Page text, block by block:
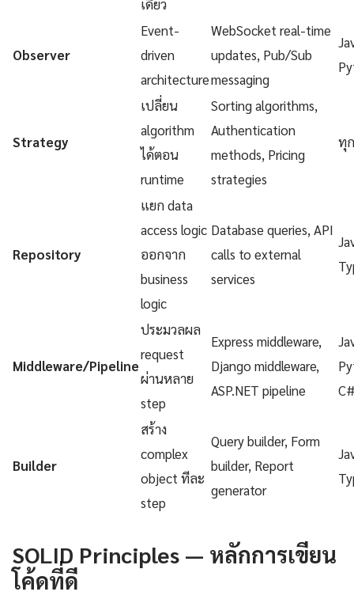
เดียว
Observer
Event-
driven
architecture
WebSocket real-time
updates, Pub/Sub
messaging
Strategy
เปลี่ยน
algorithm
ได้ตอน
runtime
Sorting algorithms,
Authentication
methods, Pricing
strategies
ทุ
Repository
แยก data
access logic
ออกจาก
business
logic
Database queries, API
calls to external
services
Middleware/Pipeline
ประมวลผล
request
ผ่านหลาย
step
Express middleware,
Django middleware,
ASP.NET pipeline
Builder
สร้าง
complex
object ทีละ
step
Query builder, Form
builder, Report
generator
SOLID Principles — หลักการเขียน
โค้ดที่ดี